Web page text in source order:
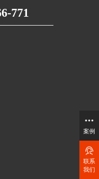
771
案例
联系
我们